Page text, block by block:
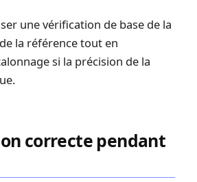
une vérification de base de la
la référence tout en
si la précision de la
correcte pendant